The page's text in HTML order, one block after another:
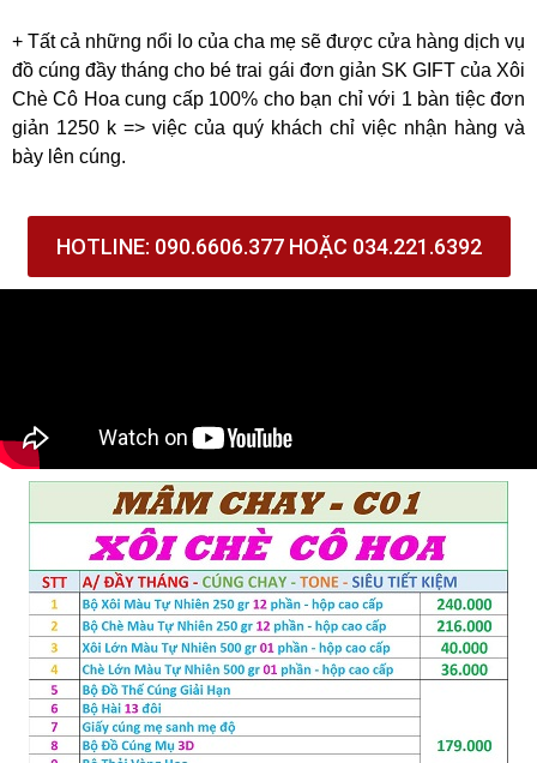
+ Tất cả những nổi lo của cha mẹ sẽ được cửa hàng dịch vụ
đồ cúng đầy tháng cho bé trai gái đơn giản SK GIFT của Xôi
Chè Cô Hoa cung cấp 100% cho bạn chỉ với 1 bàn tiệc đơn
giản 1250 k => việc của quý khách chỉ việc nhận hàng và
bày lên cúng.
HOTLINE: 090.6606.377 HOẶC 034.221.6392